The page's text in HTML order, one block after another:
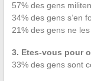
57% des gens
34% des gens s’en
21% des gens ne
3. Etes-vous pour
33% des gens sont